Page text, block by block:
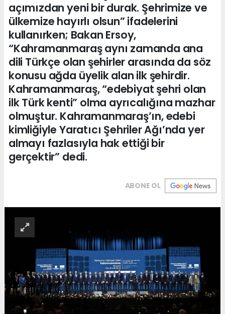
açımızdan yeni bir durak. Şehrimize ve
ülkemize hayırlı olsun” ifadelerini
kullanırken; Bakan Ersoy,
“Kahramanmaraş aynı zamanda ana
dili Türkçe olan şehirler arasında da söz
konusu ağda üyelik alan ilk şehirdir.
Kahramanmaraş, “edebiyat şehri olan
ilk Türk kenti” olma ayrıcalığına mazhar
olmuştur. Kahramanmaraş’ın, edebi
kimliğiyle Yaratıcı Şehriler Ağı’nda yer
almayı fazlasıyla hak ettiği bir
gerçektir” dedi.
ABONE OL